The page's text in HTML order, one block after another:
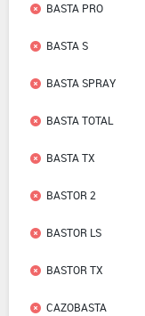
BASTA PRO
BASTA S
BASTA SPRAY
BASTA TOTAL
BASTA TX
BASTOR 2
BASTOR LS
BASTOR TX
CAZOBASTA